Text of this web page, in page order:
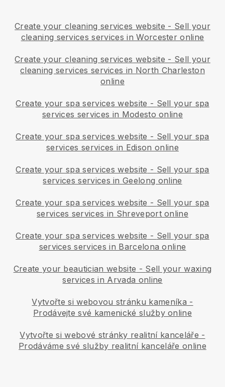
Create your cleaning services website - Sell your
cleaning services services in Worcester online
Create your cleaning services website - Sell your
cleaning services services in North Charleston
online
Create your spa services website - Sell your spa
services services in Modesto online
Create your spa services website - Sell your spa
services services in Edison online
Create your spa services website - Sell your spa
services services in Geelong online
Create your spa services website - Sell your spa
services services in Shreveport online
Create your spa services website - Sell your spa
services services in Barcelona online
Create your beautician website - Sell your waxing
services in Arvada online
Vytvořte si webovou stránku kameníka -
Prodávejte své kamenické služby online
Vytvořte si webové stránky realitní kanceláře -
Prodáváme své služby realitní kanceláře online